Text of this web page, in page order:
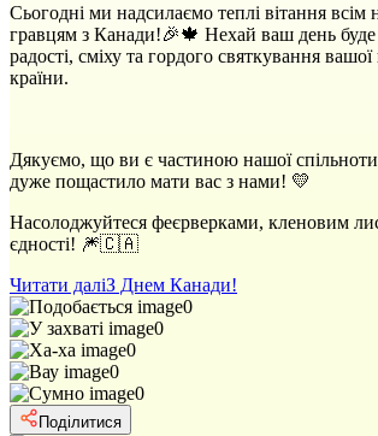
Сьогодні ми надсилаємо теплі вітання
гравцям з Канади!🎉🍁 Нехай ваш день
радості, сміху та гордого святкування вашої
країни.
Дякуємо, що ви є частиною нашої
дуже пощастило мати вас з нами! 💛
Насолоджуйтеся феєрверками, кленовим
єдності! 🎆🇨🇦
Читати даліЗ Днем Канади!
0
0
0
0
0
Поділитися